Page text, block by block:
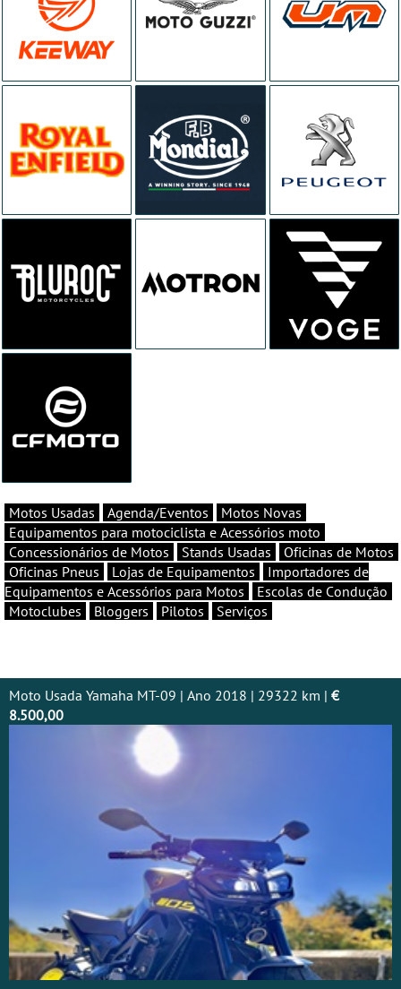
Motos Usadas Agenda/Eventos
Motos Novas
Equipamentos para motociclista e Acessórios moto
Concessionários de Motos
Stands Usadas
Oficinas de Motos
Oficinas Pneus
Lojas de Equipamentos
Importadores de
Equipamentos e Acessórios para Motos
Escolas de Condução
Motoclubes
Bloggers Pilotos Serviços
Moto Usada Yamaha MT-09 | Ano 2018 | 29322 km | €
8.500,00